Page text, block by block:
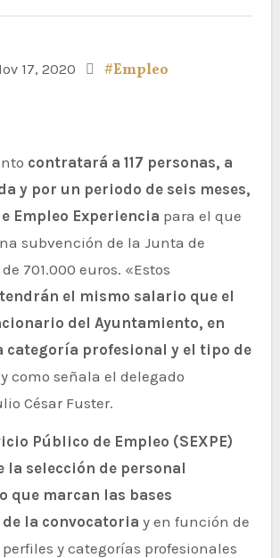
17, 2020
#Empleo
contratará a 117 personas, a
y por un periodo de seis meses,
Empleo Experiencia para el que
subvención de la Junta de
701.000 euros. «Estos
tendrán el mismo salario que el
del Ayuntamiento, en
categoría profesional y el tipo de
como señala el delegado
César Fuster.
Público de Empleo (SEXPE)
la selección de personal
que marcan las bases
la convocatoria y en función de
y categorías profesionales